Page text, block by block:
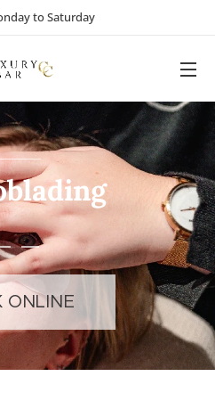
to Saturday
ONLINE